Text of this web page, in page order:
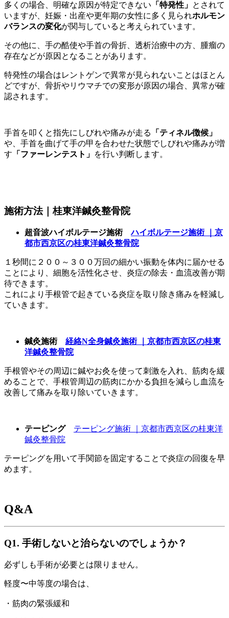
多くの場合、明確な原因が特定できない 「特発性」 とされて
いますが、妊娠・出産や更年期の女性に多く見られホルモン
バランスの変化が関与していると考えられています。
その他に、手の酷使や手首の骨折、透析治療中の方、腫瘤の
存在などが原因となることがあります。
特発性の場合はレントゲンで異常が見られないことはほとん
どですが、骨折やリウマチでの変形が原因の場合、異常が確
認されます。
手首を叩くと指先にしびれや痛みが走る
「ティネル徴候」
や、手首を曲げて手の甲を合わせた状態でしびれや痛みが増
す 「ファーレンテスト」 を行い判断します。
施術方法｜桂東洋鍼灸整骨院
超音波ハイボルテージ施術ハイボルテージ施術
｜京
都市西京区の桂東洋鍼灸整骨院
１秒間に２００～３００万回の細かい振動を体内に届かせる
ことにより、細胞を活性化させ、炎症の除去・血流改善が期
待できます。
これにより手根管で起きている炎症を取り除き痛みを軽減し
ていきます。
鍼灸施術 経絡N全身鍼灸施術
｜京都市西京区の桂東
洋鍼灸整骨院
手根管やその周辺に鍼やお灸を使って刺激を入れ、筋肉を緩
めることで、手根管周辺の筋肉にかかる負担を減らし血流を
改善して痛みを取り除いていきます。
テーピング
テーピング施術 ｜京都市西京区の桂東洋
鍼灸整骨院
テーピングを用いて手関節を固定することで炎症の回復を早
めます。
Q&A
Q1. 手術しないと治らないのでしょうか？
必ずしも手術が必要とは限りません。
軽度〜中等度の場合は、
・筋肉の緊張緩和